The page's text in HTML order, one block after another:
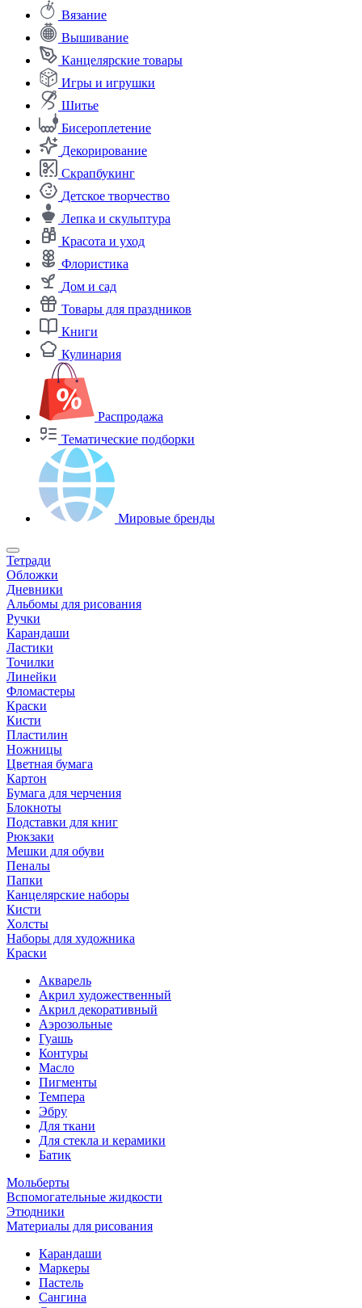
Вязание
Вышивание
Канцелярские товары
Игры и игрушки
Шитье
Бисероплетение
Декорирование
Скрапбукинг
Детское творчество
Лепка и скульптура
Красота и уход
Флористика
Дом и сад
Товары для праздников
Книги
Кулинария
Распродажа
Тематические подборки
Мировые бренды
Тетради
Обложки
Дневники
Альбомы для рисования
Ручки
Карандаши
Ластики
Точилки
Линейки
Фломастеры
Краски
Кисти
Пластилин
Ножницы
Цветная бумага
Картон
Бумага для черчения
Блокноты
Подставки для книг
Рюкзаки
Мешки для обуви
Пеналы
Папки
Канцелярские наборы
Кисти
Холсты
Наборы для художника
Краски
Акварель
Акрил художественный
Акрил декоративный
Аэрозольные
Гуашь
Контуры
Масло
Пигменты
Темпера
Эбру
Для ткани
Для стекла и керамики
Батик
Мольберты
Вспомогательные жидкости
Этюдники
Материалы для рисования
Карандаши
Маркеры
Пастель
Сангина